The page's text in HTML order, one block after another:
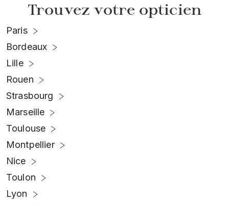
Trouvez votre opticien
Paris
Bordeaux
Lille
Rouen
Strasbourg
Marseille
Toulouse
Montpellier
Nice
Toulon
Lyon